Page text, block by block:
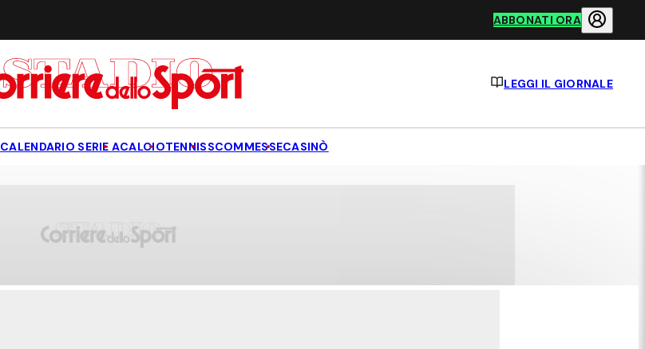
ABBONATI ORA
LEGGI IL GIORNALE
CALENDARIO SERIE ACALCIOTENNISSCOMMESSECASINÒ